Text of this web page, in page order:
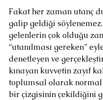
Fakat her zaman utanç
galip geldiği
gelenlerin çok olduğu
“utanılması gereken”
denetleyen ve
kınayan kuvvetin zayıf
toplumsal olarak normal
bir çizgisinin çekildiğini